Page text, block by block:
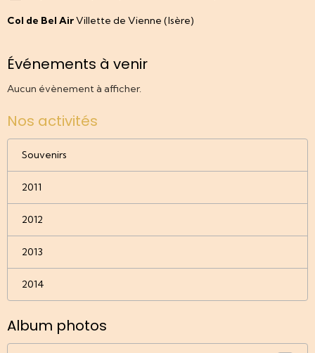
Col de Bel AirVillette de Vienne (Isère)
Événements à venir
Aucun évènement à afficher.
Nos activités
Souvenirs
2011
2012
2013
2014
Album photos